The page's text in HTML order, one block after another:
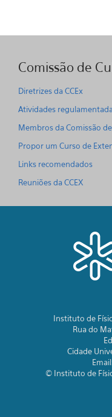
Comissão de
Diretrizes da CCEx
Atividades
Membros da Comissão
Propor um Curso de
Links recomendados
Reuniões da CCEX
Instituto de
Rua do
Cidade
© Instituto de